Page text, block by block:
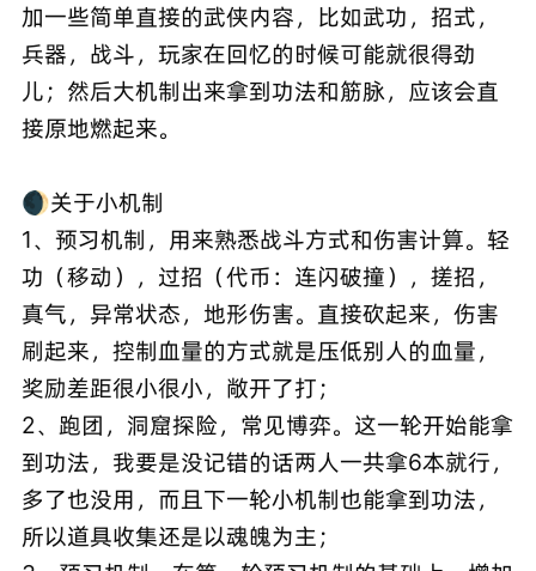
加一些简单直接的武侠内容，比如武功，招式，
兵器，战斗，玩家在回忆的时候可能就很得劲
儿；然后大机制出来拿到功法和筋脉，应该会直
接原地燃起来。
🌒关于小机制
1、预习机制，用来熟悉战斗方式和伤害计算。轻
功（移动），过招（代币：连闪破撞），搓招，
真气，异常状态，地形伤害。直接砍起来，伤害
刷起来，控制血量的方式就是压低别人的血量，
奖励差距很小很小，敞开了打；
2、跑团，洞窟探险，常见博弈。这一轮开始能拿
到功法，我要是没记错的话两人一共拿6本就行，
多了也没用，而且下一轮小机制也能拿到功法，
所以道具收集还是以魂魄为主；